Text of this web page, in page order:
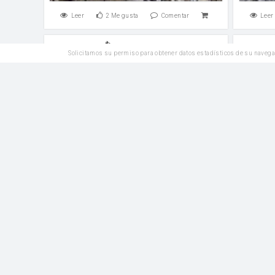
Leer 2 Me gusta Comentar Leer
Solicitamos su permiso para obtener datos estadísticos de su